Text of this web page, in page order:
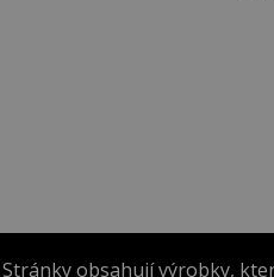
Stránky obsahují výrobky,